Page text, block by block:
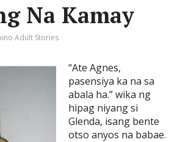
Na Kamay
Adult Stories
“Ate Agnes,
pasensiya ka na sa
abala ha.” wika ng
hipag niyang si
Glenda, isang bente
otso anyos na babae.